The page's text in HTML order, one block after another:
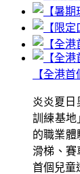
【全港
炎炎夏日
訓練基地
的職業體
滑梯、賽
首個兒童